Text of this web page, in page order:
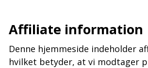
Affiliate information
Denne hjemmeside indeholder
hvilket betyder, at vi modtager